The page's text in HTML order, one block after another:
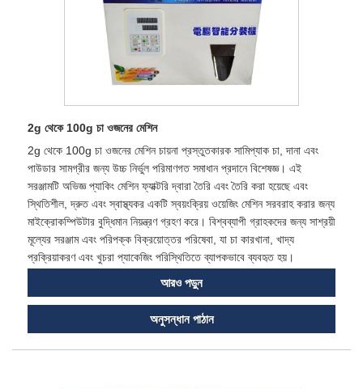
2g থেকে 100g চা ওজনের মেশিন
2g থেকে 100g চা ওজনের মেশিন চায়না প্রস্তুতকারক সামিপ্যাক চা, দানা এবং
পাউডার সামগ্রীর জন্য উচ্চ নির্ভুল পরিমাণগত সমাধান প্রদানে বিশেষজ্ঞ। এই
সরঞ্জামটি অভিজ্ঞ প্যাকিং মেশিন ফ্যাক্টরি দ্বারা তৈরি এবং তৈরি করা হয়েছে এবং
স্থিতিশীল, দ্রুত এবং স্বাস্থ্যকর একটি স্বয়ংক্রিয় ওয়েজিং মেশিন সরবরাহ করার জন্য
মাইক্রোকম্পিউটার বুদ্ধিমান নিয়ন্ত্রণ গ্রহণ করে। বিশ্বব্যাপী গ্রাহকদের জন্য সাশ্রয়ী
মূল্যের সরঞ্জাম এবং পরিপক্ক বিক্রয়োত্তর পরিষেবা, যা চা কারখানা, খাদ্য
প্রক্রিয়াকরণ এবং খুচরা প্যাকেজিং পরিস্থিতিতে ব্যাপকভাবে ব্যবহৃত হয়।
আরও পড়ুন
অনুসন্ধান পাঠান